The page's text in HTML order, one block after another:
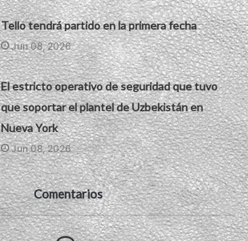
Tello tendrá partido en la primera fecha
Jun 08, 2026
El estricto operativo de seguridad que tuvo
que soportar el plantel de Uzbekistán en
Nueva York
Jun 08, 2026
Comentarios